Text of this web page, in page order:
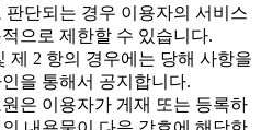
판단되는 경우 이용자의 서비스
으로 제한할 수 있습니다.
제 2 항의 경우에는 당해 사항을
을 통해서 공지합니다.
은 이용자가 게재 또는 등록하